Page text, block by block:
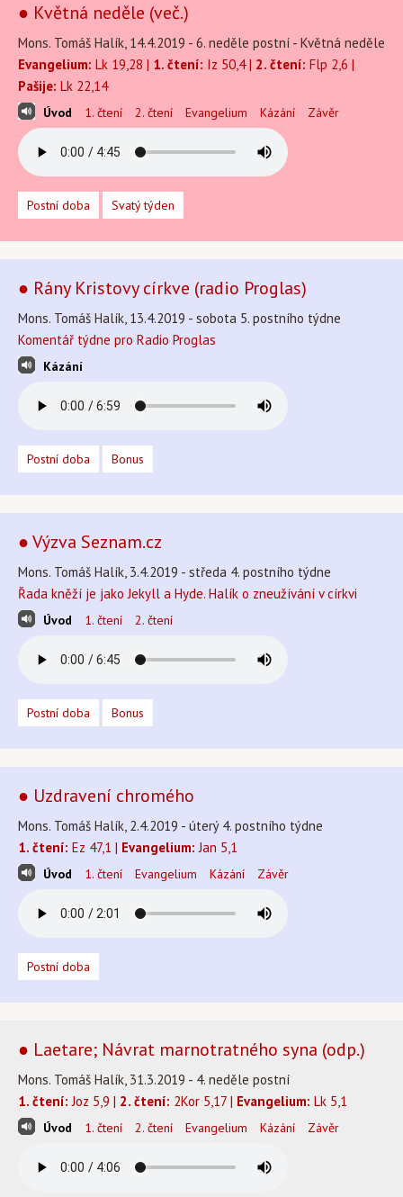
● Květná neděle (več.)
Mons. Tomáš Halík, 14.4.2019 - 6. neděle postní - Květná neděle
Evangelium: Lk 19,28 | 1. čtení: Iz 50,4 | 2. čtení: Flp 2,6 |
Pašije: Lk 22,14
Úvod 1. čtení 2. čtení Evangelium Kázání Závěr
Postní doba Svatý týden
● Rány Kristovy církve (radio Proglas)
Mons. Tomáš Halík, 13.4.2019 - sobota 5. postního týdne
Komentář týdne pro Radio Proglas
Kázání
Postní doba Bonus
● Výzva Seznam.cz
Mons. Tomáš Halík, 3.4.2019 - středa 4. postního týdne
Řada kněží je jako Jekyll a Hyde. Halík o zneužívání v církvi
Úvod 1. čtení 2. čtení
Postní doba Bonus
● Uzdravení chromého
Mons. Tomáš Halík, 2.4.2019 - úterý 4. postního týdne
1. čtení: Ez 47,1 | Evangelium: Jan 5,1
Úvod 1. čtení Evangelium Kázání Závěr
Postní doba
● Laetare; Návrat marnotratného syna (odp.)
Mons. Tomáš Halík, 31.3.2019 - 4. neděle postní
1. čtení: Joz 5,9 | 2. čtení: 2Kor 5,17 | Evangelium: Lk 5,1
Úvod 1. čtení 2. čtení Evangelium Kázání Závěr